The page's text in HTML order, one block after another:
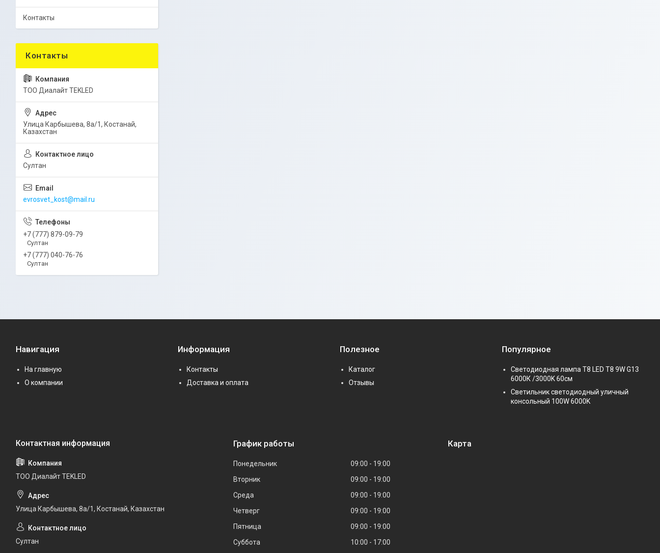
Контакты
ТОО Диалайт TEKLED
Улица Карбышева, 8а/1, Костанай,
Казахстан
Султан
evrosvet_kost@mail.ru
+7 (777) 879-09-79
Султан
+7 (777) 040-76-76
Султан
Навигация
На главную
О компании
Информация
Контакты
Доставка и оплата
Полезное
Каталог
Отзывы
Популярное
Светодиодная лампа Т8 LED T8 9W G13
6000К /3000K 60см
Светильник светодиодный уличный
консольный 100W 6000K
ТОО Диалайт TEKLED
Улица Карбышева, 8а/1, Костанай, Казахстан
Султан
График работы
Понедельник 09:00
19:00
Вторник
09:00
19:00
Среда
09:00
19:00
Четверг
09:00
19:00
Пятница
09:00
19:00
Суббота
10:00 17:00
Карта